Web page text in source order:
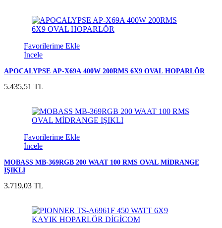
Favorilerime Ekle
İncele
APOCALYPSE AP-X69A 400W 200RMS 6X9 OVAL HOPARLÖR
5.435,51 TL
Favorilerime Ekle
İncele
MOBASS MB-369RGB 200 WAAT 100 RMS OVAL MİDRANGE
IŞIKLI
3.719,03 TL